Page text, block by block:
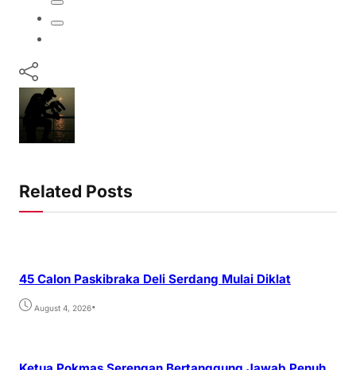
Related Posts
45 Calon Paskibraka Deli Serdang Mulai Diklat
August 4, 2026•